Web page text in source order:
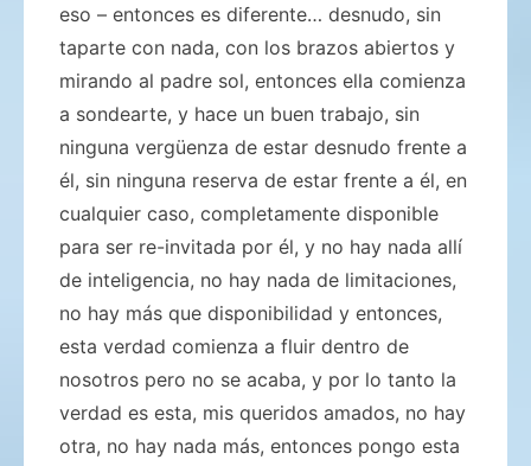
eso – entonces es diferente… desnudo, sin
taparte con nada, con los brazos abiertos y
mirando al padre sol, entonces ella comienza
a sondearte, y hace un buen trabajo, sin
ninguna vergüenza de estar desnudo frente a
él, sin ninguna reserva de estar frente a él, en
cualquier caso, completamente disponible
para ser re-invitada por él, y no hay nada allí
de inteligencia, no hay nada de limitaciones,
no hay más que disponibilidad y entonces,
esta verdad comienza a fluir dentro de
nosotros pero no se acaba, y por lo tanto la
verdad es esta, mis queridos amados, no hay
otra, no hay nada más, entonces pongo esta